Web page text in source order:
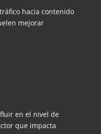
hacia contenido
mejorar
en el nivel de
que impacta